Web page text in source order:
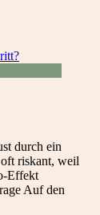
durch ein
riskant, weil
Effekt
Auf den